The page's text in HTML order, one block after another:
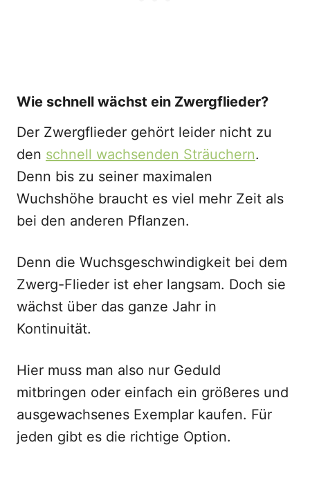
Wie schnell wächst ein Zwergflieder?
Der Zwergflieder gehört leider nicht zu
den schnell wachsenden Sträuchern.
Denn bis zu seiner maximalen
Wuchshöhe braucht es viel mehr Zeit als
bei den anderen Pflanzen.
Denn die Wuchsgeschwindigkeit bei dem
Zwerg-Flieder ist eher langsam. Doch sie
wächst über das ganze Jahr in
Kontinuität.
Hier muss man also nur Geduld
mitbringen oder einfach ein größeres und
ausgewachsenes Exemplar kaufen. Für
jeden gibt es die richtige Option.